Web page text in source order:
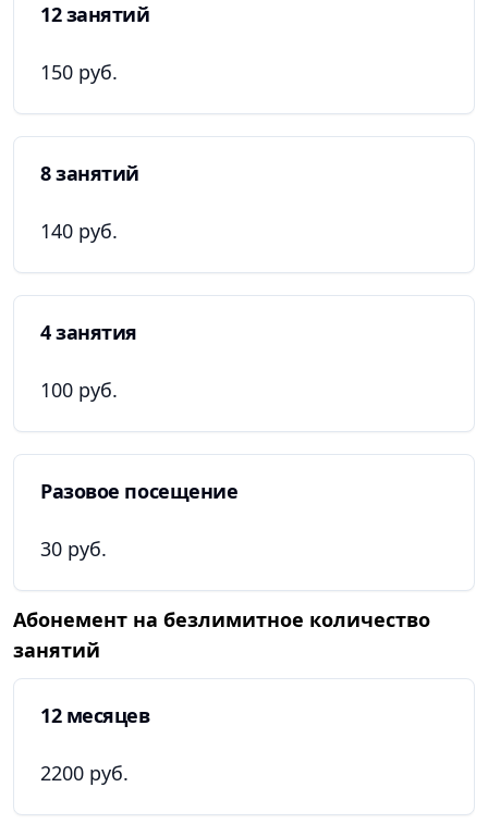
Профессионалы, опираясь на личный опыт и цели
эффективным, но и интересным.
VORON: «Время побеждать!»
12 занятий
150 руб.
8 занятий
140 руб.
4 занятия
100 руб.
Разовое посещение
30 руб.
Абонемент на безлимитное количество
занятий
12 месяцев
2200 руб.